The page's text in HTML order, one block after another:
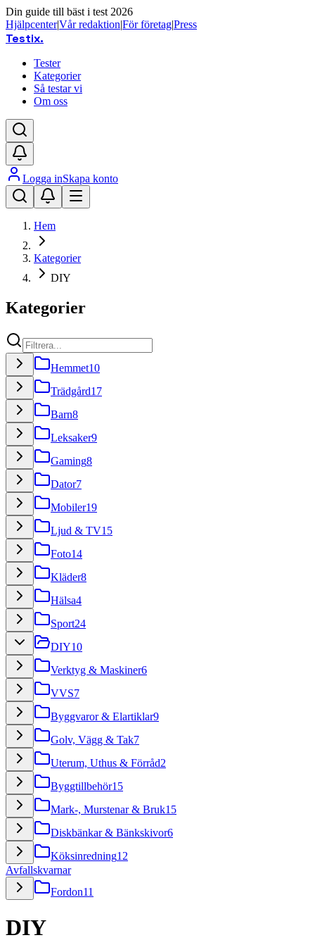
Din guide till bäst i test 2026
Hjälpcenter|Vår redaktion|För företag|Press
Testix.
Tester
Kategorier
Så testar vi
Om oss
Logga inSkapa konto
Hem
Kategorier
DIY
Kategorier
Hemmet10
Trädgård17
Barn8
Leksaker9
Gaming8
Dator7
Mobiler19
Ljud & TV15
Foto14
Kläder8
Hälsa4
Sport24
DIY10
Verktyg & Maskiner6
VVS7
Byggvaror & Elartiklar9
Golv, Vägg & Tak7
Uterum, Uthus & Förråd2
Byggtillbehör15
Mark-, Murstenar & Bruk15
Diskbänkar & Bänkskivor6
Köksinredning12
Avfallskvarnar
Fordon11
DIY